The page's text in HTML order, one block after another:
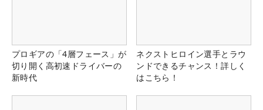
プロギアの「4層フェース」が
切り開く高初速ドライバーの
新時代
ネクストヒロイン選手とラウ
ンドできるチャンス！詳しく
はこちら！